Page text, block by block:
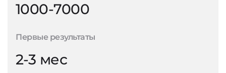
1000-7000
Первые результаты
2-3 мес